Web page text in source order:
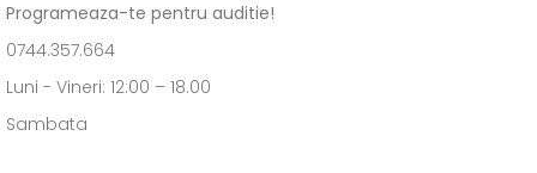
Programeaza-te pentru auditie!
0744.357.664
Luni - Vineri: 12:00 – 18.00
Sambata